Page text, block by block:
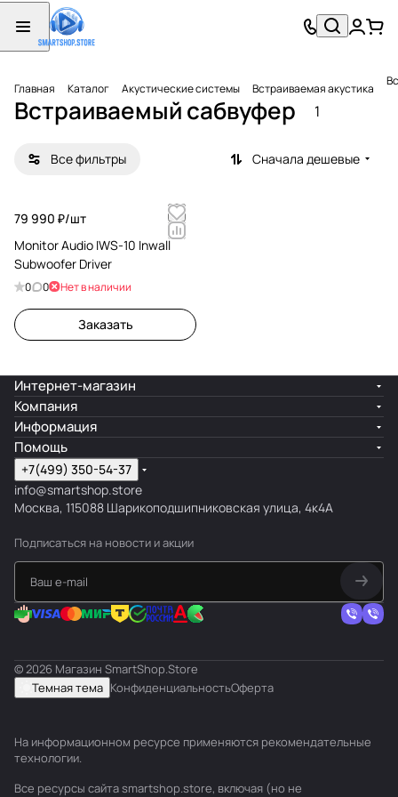
Главная Каталог Акустические системы Встраиваемая акустика
Встраиваемый сабвуфер 1
Все фильтры Сначала дешевые
79 990 ₽/шт
Monitor Audio IWS-10 Inwall
Subwoofer Driver
0 0 Нет в наличии
Заказать
Интернет-магазин
Компания
Информация
Помощь
+7(499) 350-54-37
info@smartshop.store
Москва, 115088 Шарикоподшипниковская улица, 4к4А
Подписаться на новости и акции
© 2026 Магазин SmartShop.Store
Темная тема КонфиденциальностьОферта
На информационном ресурсе применяются рекомендательные
технологии.
Все ресурсы сайта smartshop.store, включая (но не